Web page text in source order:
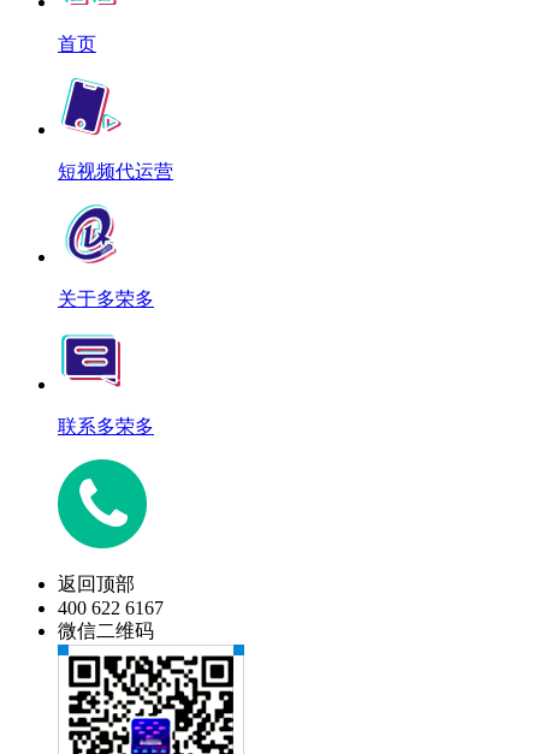
首页
短视频代运营
关于多荣多
联系多荣多
返回顶部
400 622 6167
微信二维码